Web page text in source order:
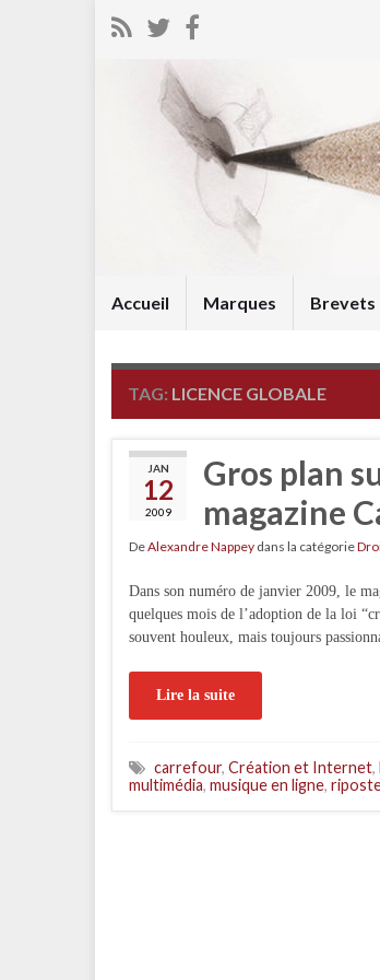
Accueil Marques Brevets
TAG: LICENCE GLOBALE
JAN
12
2009
Gros plan
magazine
DeAlexandre Nappey dans la catégorie
Dans son numéro de janvier 2009, le
quelques mois de l’adoption de la loi
souvent houleux, mais toujours
Lire la suite
carrefour, Création et Internet,
multimédia, musique en ligne,